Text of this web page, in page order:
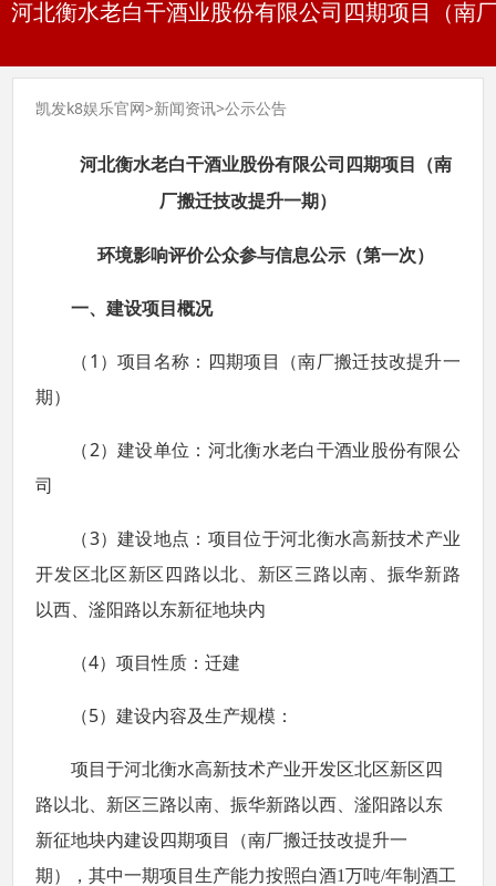
河北衡水老白干酒业股份有限公司四期项目（南
凯发k8娱乐官网>新闻资讯>公示公告
河北衡水老白干酒业股份有限公司 四期项目（南
厂搬迁技改提升一期）
环境影响评价公众参与信息公示（第一次）
一、建设项目概况
（ 1 ）项目名称：四期项目（南厂搬迁技改提升一
期）
（2）建设单位：河北衡水老白干酒业股份有限公
司
（3）建设地点：项目位于河北衡水高新技术产业
开发区北区新区四路以北、新区三路以南、振华新路
以西、滏阳路以东新征地块内
（4）项目性质：迁建
（5）建设内容及生产规模：
项目于河北衡水高新技术产业开发区北区新区四
路以北、新区三路以南、振华新路以西、滏阳路以东
新征地块内建设四期项目
（南厂搬迁技改提升一
期）
，其中一期项目生产能力按照白酒1万吨/年制酒工